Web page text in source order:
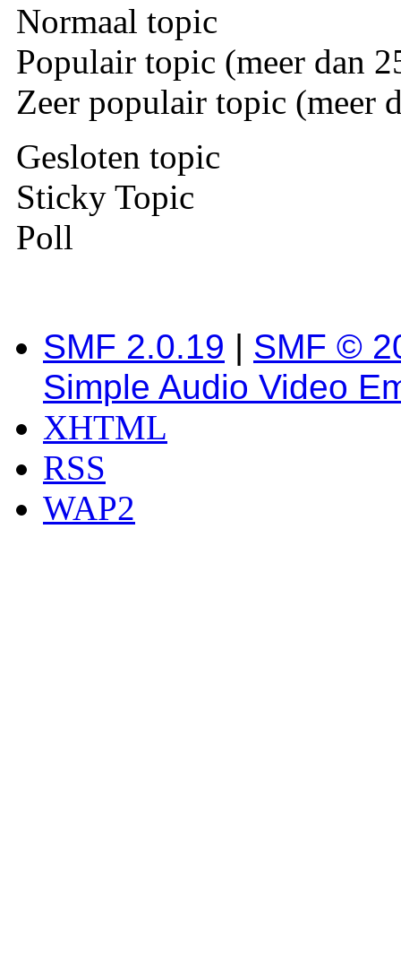
Normaal topic
Populair topic (meer dan
Zeer populair topic (meer
Gesloten topic
Sticky Topic
Poll
SMF 2.0.19 | SMF ©
Simple Audio Video
XHTML
RSS
WAP2